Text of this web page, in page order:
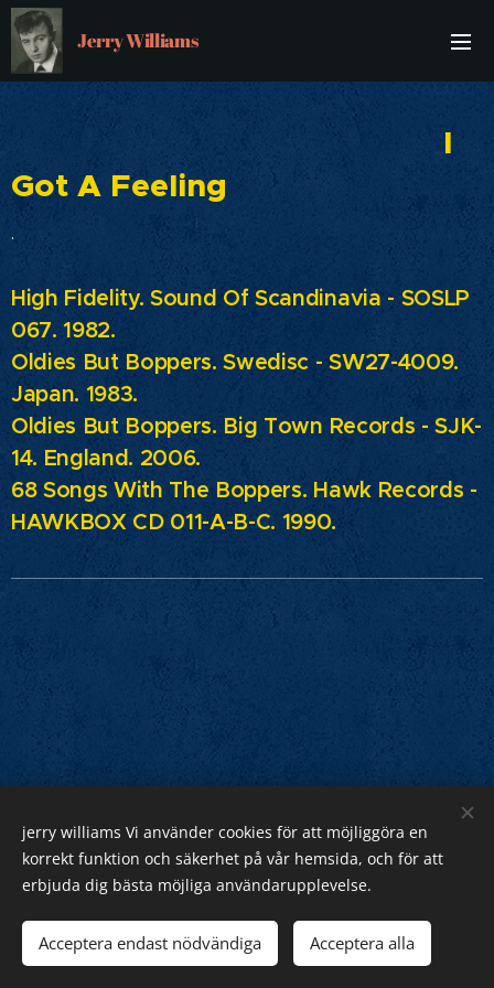
Jerry Williams
I
Got A Feeling
.
High Fidelity. Sound Of Scandinavia - SOSLP
067. 1982.
Oldies But Boppers.Swedisc - SW27-4009.
Japan. 1983.
Oldies But Boppers. Big Town Records - SJK-
14. England. 2006.
68 Songs With The Boppers. Hawk Records -
HAWKBOX CD 011-A-B-C. 1990.
Jerry Williams
Sveriges Rock Kung.
Webnode Cookies
jerry williams Vi använder cookies för att möjliggöra en
korrekt funktion och säkerhet på vår hemsida, och för att
erbjuda dig bästa möjliga användarupplevelse.
Acceptera endast nödvändiga Acceptera alla